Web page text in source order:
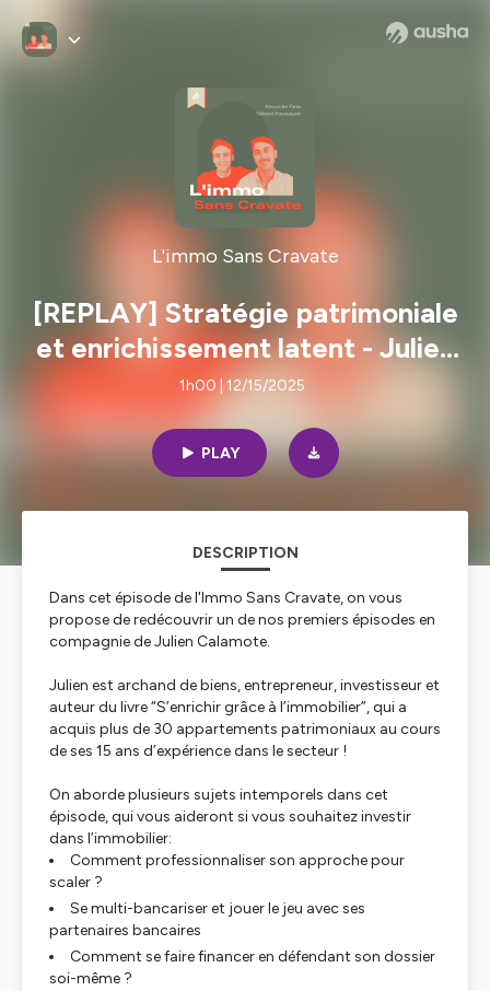
L'immo Sans Cravate
[REPLAY] Stratégie patrimoniale
et enrichissement latent - Julien
Calamote (Artae)
1h00 | 12/15/2025
PLAY
DESCRIPTION
Dans cet épisode de l'Immo Sans Cravate, on vous
propose de redécouvrir un de nos premiers épisodes en
compagnie de Julien Calamote.
Julien est archand de biens, entrepreneur, investisseur et
auteur du livre “S’enrichir grâce à l’immobilier”, qui a
acquis plus de 30 appartements patrimoniaux au cours
de ses 15 ans d’expérience dans le secteur !
On aborde plusieurs sujets intemporels dans cet
épisode, qui vous aideront si vous souhaitez investir
dans l’immobilier:
Comment professionnaliser son approche pour
scaler ?
Se multi-bancariser et jouer le jeu avec ses
partenaires bancaires
Comment se faire financer en défendant son dossier
soi-même ?